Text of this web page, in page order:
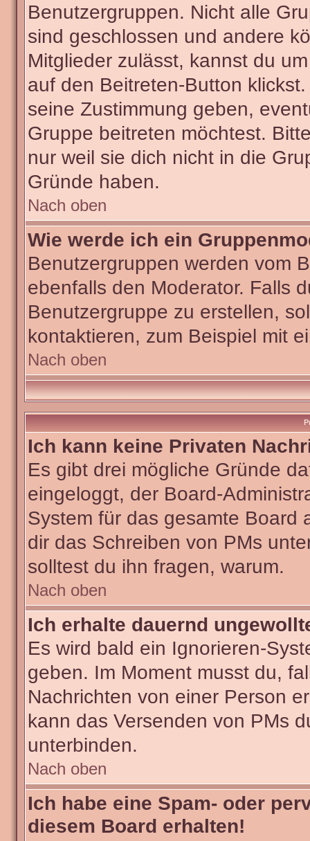
Benutzergruppen. Nicht alle
sind geschlossen und andere
Mitglieder zulässt, kannst du
auf den Beitreten-Button
seine Zustimmung geben,
Gruppe beitreten möchtest.
nur weil sie dich nicht in die
Gründe haben.
Nach oben
Wie werde ich ein
Benutzergruppen werden vom
ebenfalls den Moderator. Falls
Benutzergruppe zu erstellen,
kontaktieren, zum Beispiel mit
Nach oben
Ich kann keine Privaten
Es gibt drei mögliche Gründe
eingeloggt, der Board-
System für das gesamte Board
dir das Schreiben von PMs
solltest du ihn fragen, warum.
Nach oben
Ich erhalte dauernd
Es wird bald ein Ignorieren-
geben. Im Moment musst du,
Nachrichten von einer Person
kann das Versenden von PMs
unterbinden.
Nach oben
Ich habe eine Spam- oder
diesem Board erhalten!